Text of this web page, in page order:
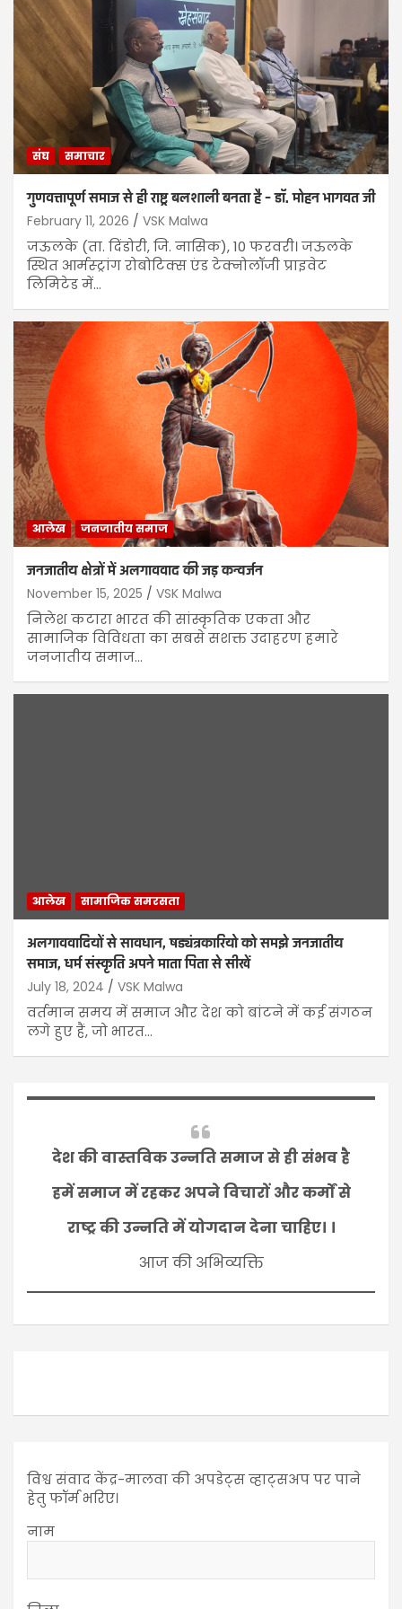
संघ समाचार
गुणवत्तापूर्ण समाज से ही राष्ट्र बलशाली बनता है – डॉ. मोहन भागवत जी
February 11, 2026 VSK Malwa
जऊलके (ता. दिंडोरी, जि. नासिक), 10 फरवरी। जऊलके
स्थित आर्मस्ट्रांग रोबोटिक्स एंड टेक्नोलॉजी प्राइवेट
लिमिटेड में…
आलेख जनजातीय समाज
जनजातीय क्षेत्रों में अलगाववाद की जड़ कन्वर्जन
November 15, 2025 VSK Malwa
निलेश कटारा भारत की सांस्कृतिक एकता और
सामाजिक विविधता का सबसे सशक्त उदाहरण हमारे
जनजातीय समाज…
आलेख सामाजिक समरसता
अलगाववादियों से सावधान, षड्यंत्रकारियो को समझे जनजातीय
समाज, धर्म संस्कृति अपने माता पिता से सीखें
July 18, 2024 VSK Malwa
वर्तमान समय में समाज और देश को बांटने में कई संगठन
लगे हुए हैं, जो भारत…
देश की वास्तविक उन्नति समाज से ही संभव है
हमें समाज में रहकर अपने विचारों और कर्मों से
राष्ट्र की उन्नति में योगदान देना चाहिए। ।
आज की अभिव्यक्ति
विश्व संवाद केंद्र-मालवा की अपडेट्स व्हाट्सअप पर पाने
हेतु फॉर्म भरिए।
नाम